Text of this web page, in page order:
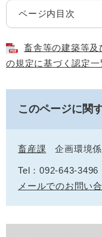
ページ内目次
畜舎等の建築等
の規定に基づく認定
このページに関
畜産課 企画環境係
Tel：092-643-3496
メールでのお問い